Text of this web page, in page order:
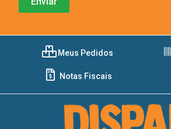
Meus Pedidos
Notas Fiscais